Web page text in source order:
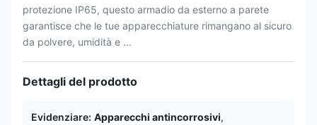
protezione IP65, questo armadio da esterno a parete
garantisce che le tue apparecchiature rimangano al sicuro
da polvere, umidità e ...
Dettagli del prodotto
Evidenziare: Apparecchi antincorrosivi,